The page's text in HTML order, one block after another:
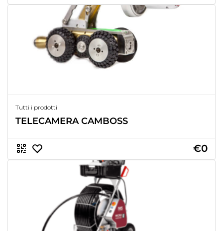
Tutti i prodotti
TELECAMERA CAMBOSS
€0